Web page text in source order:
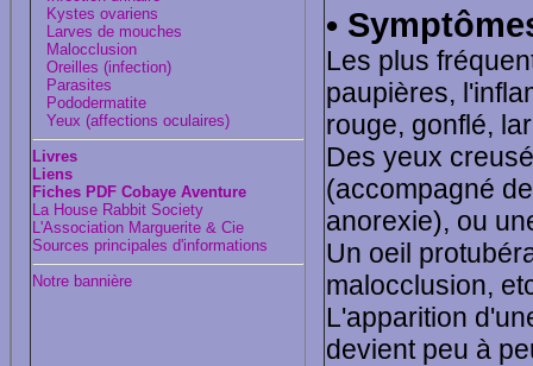
Kystes ovariens
Larves de mouches
Malocclusion
Oreilles (infection)
Parasites
Pododermatite
Yeux (affections oculaires)
Livres
Liens
Fiches PDF Cobaye Aventure
La House Rabbit Society
L'Association Marguerite & Cie
Sources principales d'informations
Notre bannière
•
Les plus
paupières,
rouge, gonflé,
Des yeux
(accompagné
anorexie), ou
Un oeil
malocclusion,
L'apparition
devient peu à